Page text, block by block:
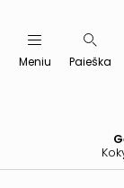
Meniu Paieška